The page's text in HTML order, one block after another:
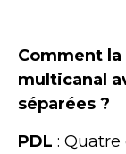
Comment
multicanal
séparées ?
PDL :